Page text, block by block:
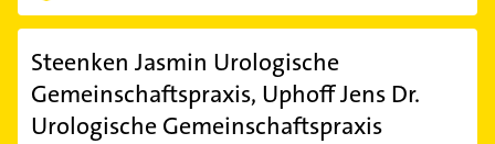
Steenken Jasmin Urologische
Gemeinschaftspraxis, Uphoff Jens Dr.
Urologische Gemeinschaftspraxis